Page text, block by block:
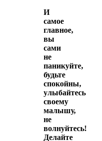
И
самое
главное,
вы
сами
не
паникуйте,
будьте
спокойны,
улыбайтесь
своему
малышу,
не
волнуйтесь!
Делайте